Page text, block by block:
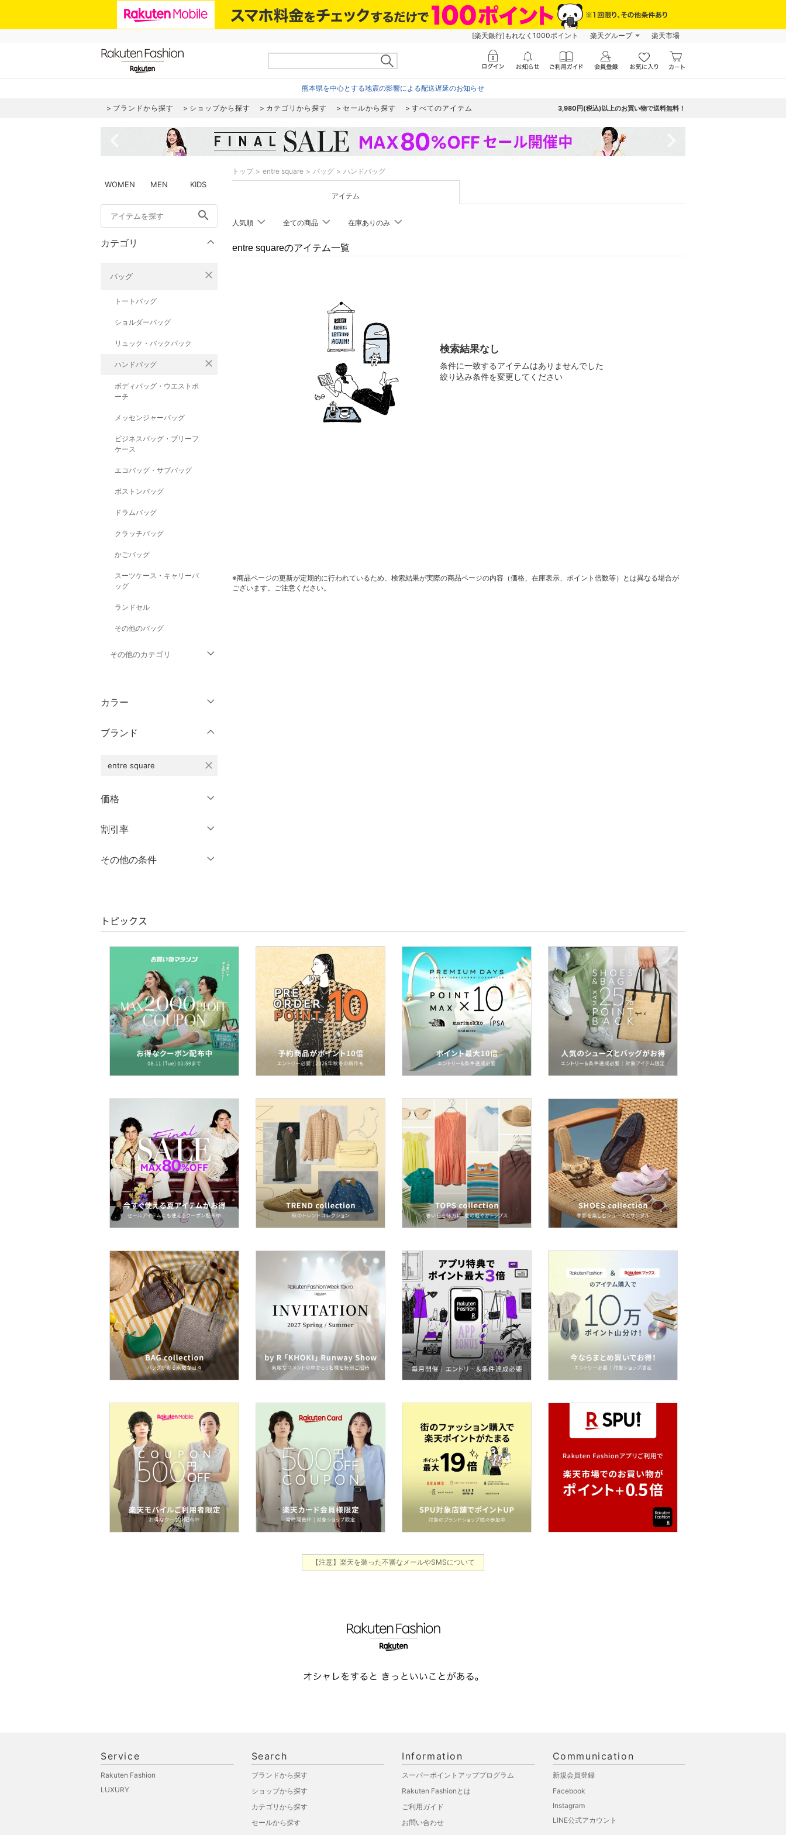
[楽天銀行]もれなく1000ポイント 楽天グループ 楽天市場
熊本県を中心とする地震の影響による配送遅延のお知らせ
ブランドから探す ショップから探す カテゴリから探す セールから探す すべてのアイテム 3,980円(税込)以上のお買い物で送料無料！
WOMEN MEN KIDS
search
カテゴリ
バッグ close
トートバッグ
ショルダーバッグ
リュック・バックパック
ハンドバッグ close
ボディバッグ・ウエストポ
ーチ
メッセンジャーバッグ
ビジネスバッグ・ブリーフ
ケース
エコバッグ・サブバッグ
ボストンバッグ
ドラムバッグ
クラッチバッグ
かごバッグ
スーツケース・キャリーバ
ッグ
ランドセル
その他のバッグ
その他のカテゴリ
パンツ
ワンピース・ドレス
スカート
ーオール
シューズ・靴
アクセサリー・腕時計
財布・ポーチ・ケース
帽子
ヘアアクセサリー
マタニティウェア・ベビ
スーツ・フォーマル
水着・スイムグッズ
着物・浴衣・和装小物
スキンケア
ベースメイク
メイクアップ
ネイル
ボディケア・オーラルケ
ア
ヘアケア
フレグランス
メイク道具・美容器具
コフレ・キット・セット
食器・調理器具・キッチ
ン用品
インテリア・生活雑貨
スマホグッズ・オーディ
カラー
クリア
ブランド
entre square close
価格
絞り込み
割引率
％OFF～ ％OFF
その他の条件
クリア 絞り込み
トップ entre square バッグ ハンドバッグ
アイテム
人気順 全ての商品 在庫ありのみ
entre squareのアイテム一覧
検索結果なし
条件に一致するアイテムはありませんでした
絞り込み条件を変更してください
※商品ページの更新が定期的に行われているため、検索結果が実際の商品ページの内容（価格、在庫表示、ポイント倍数等）とは異なる場合が
ございます。ご注意ください。
トピックス
【注意】楽天を装った不審なメールやSMSについて
Service
Rakuten Fashion
LUXURY
Search
ブランドから探す
ショップから探す
カテゴリから探す
セールから探す
Information
スーパーポイントアッププログラム
Rakuten Fashionとは
ご利用ガイド
お問い合わせ
Communication
新規会員登録
Facebook
Instagram
LINE公式アカウント